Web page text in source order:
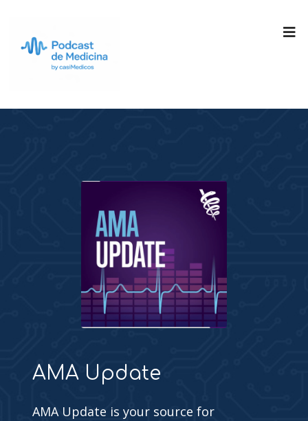
AMA Update
AMA Update is your source for